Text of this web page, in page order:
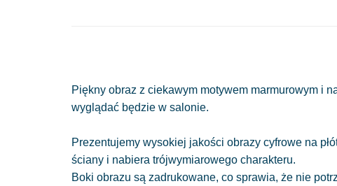
Piękny obraz z ciekawym motywem marmurowym i
wyglądać będzie w salonie.
Prezentujemy wysokiej jakości obrazy cyfrowe na
ściany i nabiera trójwymiarowego charakteru.
Boki obrazu są zadrukowane, co sprawia, że nie